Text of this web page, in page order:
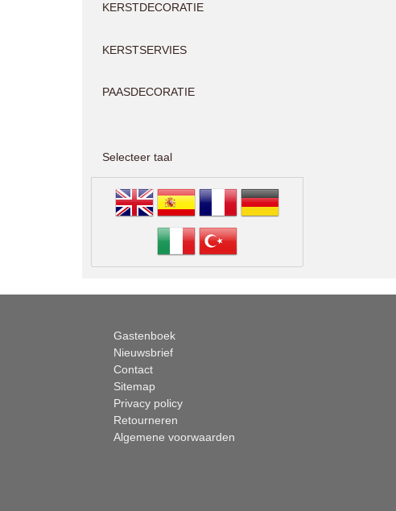
KERSTDECORATIE
KERSTSERVIES
PAASDECORATIE
Selecteer taal
Gastenboek
Nieuwsbrief
Contact
Sitemap
Privacy policy
Retourneren
Algemene voorwaarden